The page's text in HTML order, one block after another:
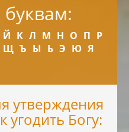
Й К Л М Н О П Р
Щ Ъ Ы Ь Э Ю Я
утверждения
угодить Богу: